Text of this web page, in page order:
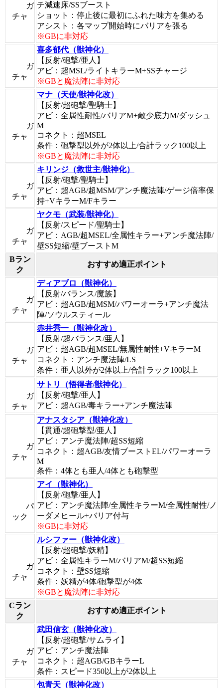
ガ
チャ
チ減速床/SSブースト
ショット：停止後に最初にふれた味方を集める
アシスト：各マップ開始時にバリアを張る
※GBに非対応
ガ
チャ
喜多郁代（獣神化）
【反射/砲撃/亜人】
アビ：超MSL/ライトキラーM+SSチャージ
※GBと魔法陣に非対応
ガ
チャ
マナ（天使/獣神化改）
【反射/超砲撃/聖騎士】
アビ：全属性耐性/バリアM+敵少底力M/ダッシュ
M
コネクト：超MSEL
条件：砲撃型以外が2体以上/合計ラック100以上
※GBと魔法陣に非対応
ガ
チャ
キリンジ（救世主/獣神化）
【反射/砲撃/聖騎士】
アビ：超AGB/超MSM/アンチ魔法陣/ゲージ倍率保
持+VキラーM/Fキラー
ガ
チャ
ヤクモ（武装/獣神化）
【反射/スピード/聖騎士】
アビ：AGB/超MSEL/全属性キラー+アンチ魔法陣/
壁SS短縮/壁ブーストM
Bラン
ク
おすすめ適正ポイント
ガ
チャ
ディアブロ（獣神化）
【反射/バランス/魔族】
アビ：超AGB/超MSM/パワーオーラ+アンチ魔法
陣/ソウルスティール
ガ
チャ
赤井秀一（獣神化改）
【反射/超バランス/亜人】
アビ：超AGB/超MSEL/無属性耐性+VキラーM
コネクト：アンチ魔法陣/LS
条件：亜人以外が2体以上/合計ラック100以上
ガ
チャ
サトリ（悟得者/獣神化）
【反射/砲撃/亜人】
アビ：超AGB/毒キラー+アンチ魔法陣
ガ
チャ
アナスタシア（獣神化改）
【貫通/超砲撃型/亜人】
アビ：アンチ魔法陣/超SS短縮
コネクト：超AGB/友情ブーストEL/パワーオーラ
M
条件：4体とも亜人/4体とも砲撃型
パ
ック
アイ（獣神化）
【反射/砲撃/亜人】
アビ：アンチ魔法陣/全属性キラーM/全属性耐性/ノ
ーダメヒール+バリア付与
※GBに非対応
ガ
チャ
ルシファー（獣神化改）
【反射/超砲撃/妖精】
アビ：全属性キラーM/バリアM/超SS短縮
コネクト：壁SS短縮
条件：妖精が4体/砲撃型が4体
※GBと魔法陣に非対応
Cラン
ク
おすすめ適正ポイント
ガ
チャ
武田信玄（獣神化改）
【反射/超砲撃/サムライ】
アビ：アンチ魔法陣
コネクト：超AGB/GBキラーL
条件：スピード350以上が2体以上
包青天（獣神化改）